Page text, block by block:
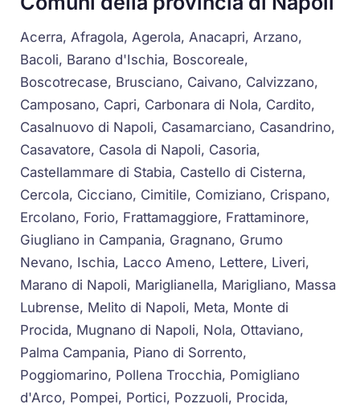
Acerra, Afragola, Agerola, Anacapri, Arzano,
Bacoli, Barano d'Ischia, Boscoreale,
Boscotrecase, Brusciano, Caivano, Calvizzano,
Camposano, Capri, Carbonara di Nola, Cardito,
Casalnuovo di Napoli, Casamarciano, Casandrino,
Casavatore, Casola di Napoli, Casoria,
Castellammare di Stabia, Castello di Cisterna,
Cercola, Cicciano, Cimitile, Comiziano, Crispano,
Ercolano, Forio, Frattamaggiore, Frattaminore,
Giugliano in Campania, Gragnano, Grumo
Nevano, Ischia, Lacco Ameno, Lettere, Liveri,
Marano di Napoli, Mariglianella, Marigliano, Massa
Lubrense, Melito di Napoli, Meta, Monte di
Procida, Mugnano di Napoli, Nola, Ottaviano,
Palma Campania, Piano di Sorrento,
Poggiomarino, Pollena Trocchia, Pomigliano
d'Arco, Pompei, Portici, Pozzuoli, Procida,